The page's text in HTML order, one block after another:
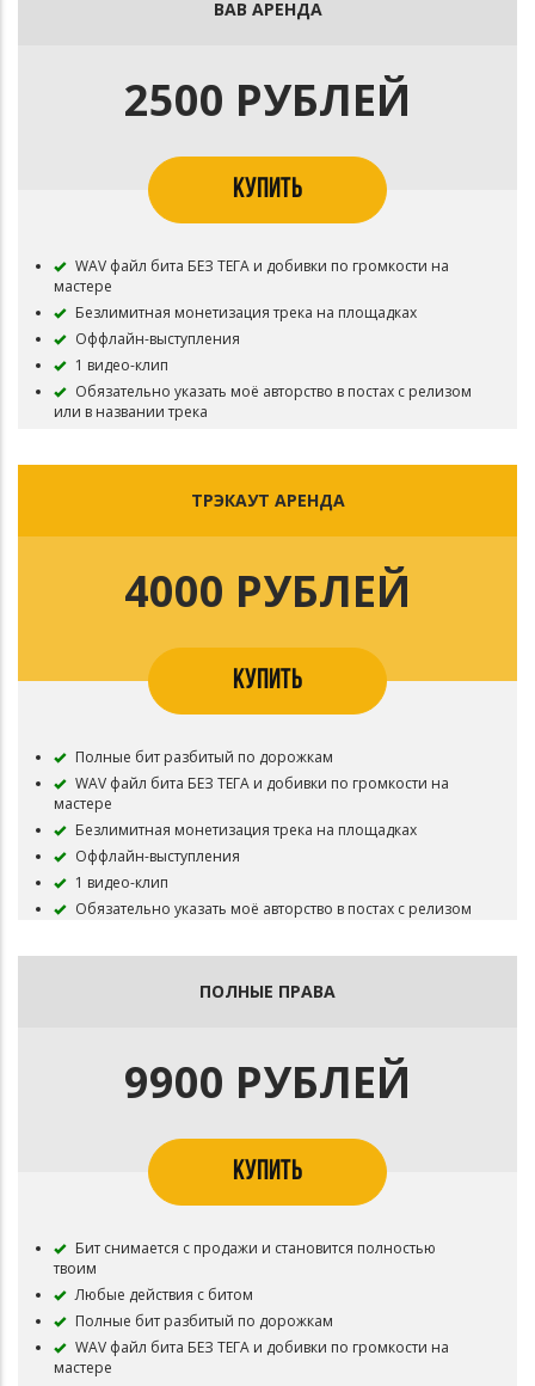
ВАВ АРЕНДА
2500 РУБЛЕЙ
КУПИТЬ
WAV файл бита БЕЗ ТЕГА и добивки по громкости на
мастере
Безлимитная монетизация трека на площадках
Оффлайн-выступления
1 видео-клип
Обязательно указать моё авторство в постах с релизом
или в названии трека
НЕ ПОДКЛЮЧАТЬ Content ID! Для этого нужны Полные
личные сообщения
Для договора лицензии свяжитесь со мной
ТРЭКАУТ АРЕНДА
4000 РУБЛЕЙ
КУПИТЬ
Полные бит разбитый по дорожкам
WAV файл бита БЕЗ ТЕГА и добивки по громкости на
мастере
Безлимитная монетизация трека на площадках
Оффлайн-выступления
1 видео-клип
Обязательно указать моё авторство в постах с релизом
НЕ РАЗРЕШАЕТСЯ: трансляция трека на Радио и ТВ,
мультфильмах, а также в качестве джингла к рекламе
Оплата возможна не только на сайте. Можно через
личные сообщения
ПОЛНЫЕ ПРАВА
9900 РУБЛЕЙ
КУПИТЬ
Бит снимается с продажи и становится полностью
твоим
Любые действия с битом
Полные бит разбитый по дорожкам
WAV файл бита БЕЗ ТЕГА и добивки по громкости на
мастере